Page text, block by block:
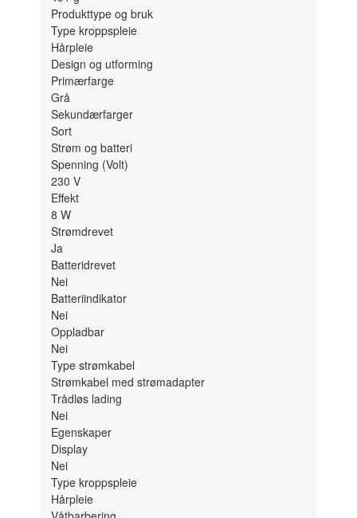
Produkttype og bruk
Type kroppspleie
Hårpleie
Design og utforming
Primærfarge
Grå
Sekundærfarger
Sort
Strøm og batteri
Spenning (Volt)
230 V
Effekt
8W
Strømdrevet
Ja
Batteridrevet
Nei
Batteriindikator
Nei
Oppladbar
Nei
Type strømkabel
Strømkabel med strømadapter
Trådløs lading
Nei
Egenskaper
Display
Nei
Type kroppspleie
Hårpleie